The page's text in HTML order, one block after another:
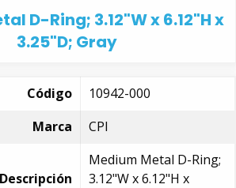
D-Ring; 3.12"W x 6.12"H x
3.25"D; Gray
Código
10942-000
Marca
CPI
Descripción
Medium Metal D-Ring;
3.12"W x 6.12"H x